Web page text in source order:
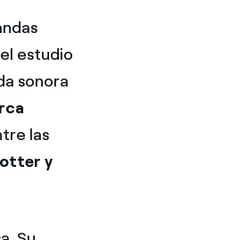
estudio
sonora
las
y